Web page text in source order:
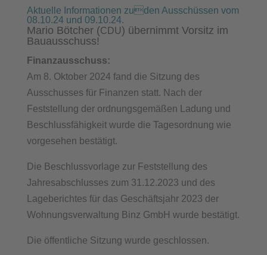
Aktuelle Informationen zuden Ausschüssen vom
08.10.24 und 09.10.24.
Mario Bötcher (CDU) übernimmt Vorsitz im
Bauausschuss!
Finanzausschuss:
Am 8. Oktober 2024 fand die Sitzung des
Ausschusses für Finanzen statt. Nach der
Feststellung der ordnungsgemäßen Ladung und
Beschlussfähigkeit wurde die Tagesordnung wie
vorgesehen bestätigt.
Die Beschlussvorlage zur Feststellung des
Jahresabschlusses zum 31.12.2023 und des
Lageberichtes für das Geschäftsjahr 2023 der
Wohnungsverwaltung Binz GmbH wurde bestätigt.
Die öffentliche Sitzung wurde geschlossen.